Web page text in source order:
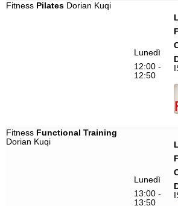
Danza
Danza
Danza
Fitness Pilates Dorian Kuqi
Lunedì
12:00 -
12:50
Fitness Functional Training
Dorian Kuqi
Lunedì
13:00 -
13:50